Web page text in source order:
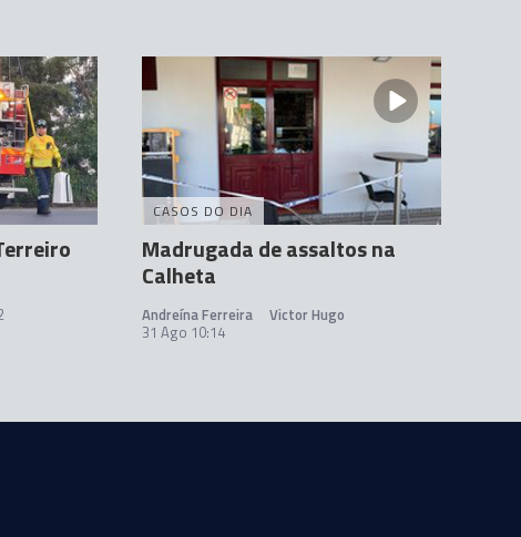
CASOS DO DIA
Madrugada de assaltos na
Calheta
Andreína Ferreira
Victor Hugo
31 Ago 10:14